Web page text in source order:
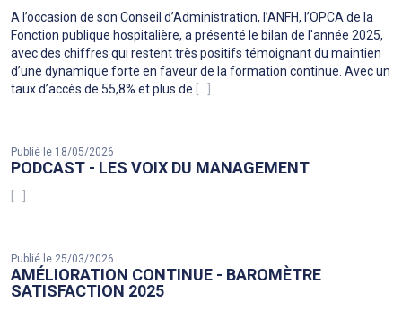
A l’occasion de son Conseil d’Administration, l’ANFH, l’OPCA de la
Fonction publique hospitalière, a présenté le bilan de l'année 2025,
avec des chiffres qui restent très positifs témoignant du maintien
d’une dynamique forte en faveur de la formation continue. Avec un
taux d’accès de 55,8% et plus de [...]
Publié le 18/05/2026
PODCAST - LES VOIX DU MANAGEMENT
[...]
Publié le 25/03/2026
AMÉLIORATION CONTINUE - BAROMÈTRE
SATISFACTION 2025